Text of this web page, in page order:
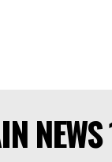
NEWS